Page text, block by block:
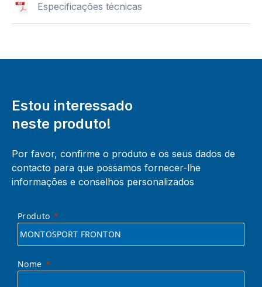
Especificações técnicas
Estou interessado
neste produto!
Por favor, confirme o produto e os seus dados de
contacto para que possamos fornecer-lhe
informações e conselhos personalizados
Produto
Nome